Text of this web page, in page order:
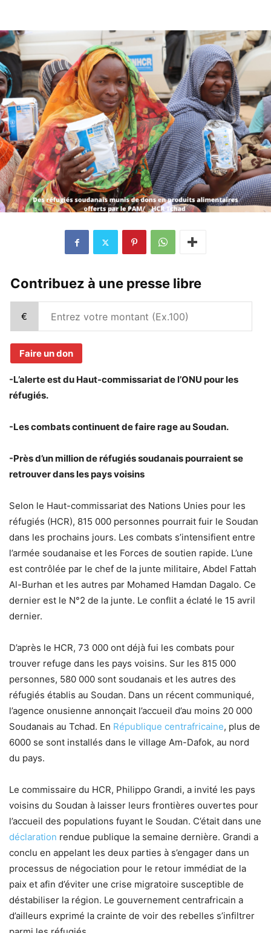
Contribuez à une presse libre
€
Faire un don
-L’alerte est du Haut-commissariat de l’ONU pour les
réfugiés.
-Les combats continuent de faire rage au Soudan.
-Près d’un million de réfugiés soudanais pourraient se
retrouver dans les pays voisins
Selon le Haut-commissariat des Nations Unies pour les
réfugiés (HCR), 815 000 personnes pourrait fuir le Soudan
dans les prochains jours. Les combats s’intensifient entre
l’armée soudanaise et les Forces de soutien rapide. L’une
est contrôlée par le chef de la junte militaire, Abdel Fattah
Al-Burhan et les autres par Mohamed Hamdan Dagalo. Ce
dernier est le N°2 de la junte. Le conflit a éclaté le 15 avril
dernier.
D’après le HCR, 73 000 ont déjà fui les combats pour
trouver refuge dans les pays voisins. Sur les 815 000
personnes, 580 000 sont soudanais et les autres des
réfugiés établis au Soudan. Dans un récent communiqué,
l’agence onusienne annonçait l’accueil d’au moins 20 000
Soudanais au Tchad. En République centrafricaine, plus de
6000 se sont installés dans le village Am-Dafok, au nord
du pays.
Le commissaire du HCR, Philippo Grandi, a invité les pays
voisins du Soudan à laisser leurs frontières ouvertes pour
l’accueil des populations fuyant le Soudan. C’était dans une
déclaration rendue publique la semaine dernière. Grandi a
conclu en appelant les deux parties à s’engager dans un
processus de négociation pour le retour immédiat de la
paix et afin d’éviter une crise migratoire susceptible de
déstabiliser la région. Le gouvernement centrafricain a
d’ailleurs exprimé la crainte de voir des rebelles s’infiltrer